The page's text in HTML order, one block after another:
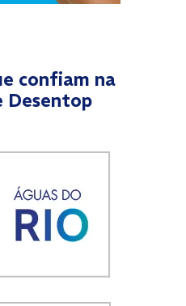
confiam na
Desentop